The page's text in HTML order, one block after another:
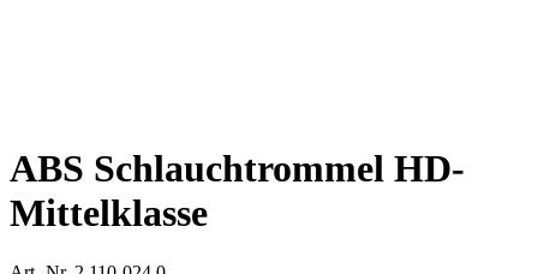
ABS Schlauchtrommel HD-
Mittelklasse